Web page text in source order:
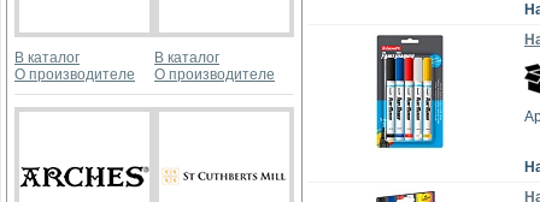
В каталог
О производителе
В каталог
О производителе